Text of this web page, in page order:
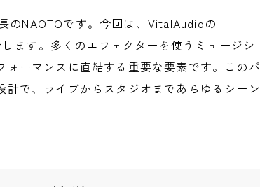
のNAOTOです。今回は、VitalAudioの
ます。多くのエフェクターを使うミュージシ
ーマンスに直結する重要な要素です。このパ
で、ライブからスタジオまであらゆるシーン